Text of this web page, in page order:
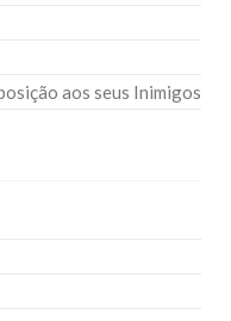
aos seus Inimigos